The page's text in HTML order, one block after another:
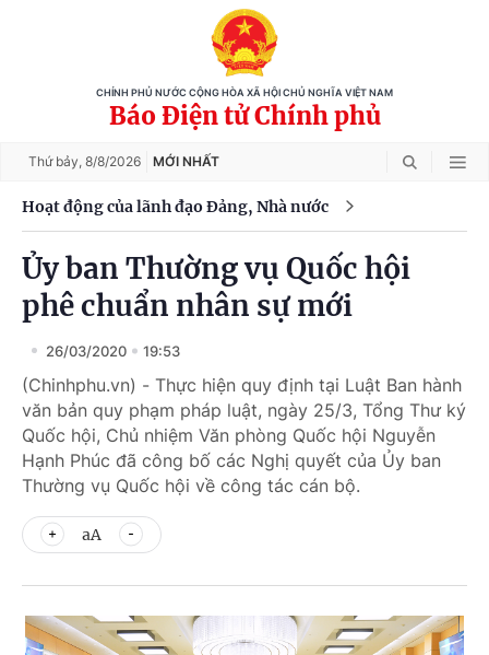
CHÍNH PHỦ NƯỚC CỘNG HÒA XÃ HỘI CHỦ NGHĨA VIỆT NAM
Báo Điện tử Chính phủ
Thứ bảy, 8/8/2026 MỚI NHẤT
Hoạt động của lãnh đạo Đảng, Nhà nước
Ủy ban Thường vụ Quốc hội
phê chuẩn nhân sự mới
26/03/2020 19:53
(Chinhphu.vn) - Thực hiện quy định tại Luật Ban hành
văn bản quy phạm pháp luật, ngày 25/3, Tổng Thư ký
Quốc hội, Chủ nhiệm Văn phòng Quốc hội Nguyễn
Hạnh Phúc đã công bố các Nghị quyết của Ủy ban
Thường vụ Quốc hội về công tác cán bộ.
aA